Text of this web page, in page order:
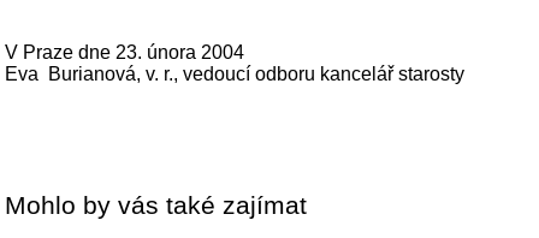
V Praze dne 23. února 2004
Eva Burianová, v. r., vedoucí odboru kancelář starosty
Mohlo by vás také zajímat